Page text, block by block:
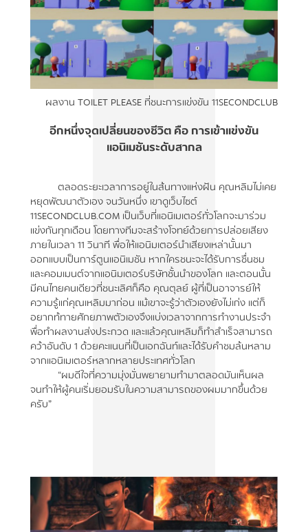
ผลงาน TOILET PLEASE ที่ชนะการแข่งขัน 11SECONDCLUB
อีกหนึ่งจุดเปลี่ยนของชีวิต คือ การเข้าแข่งขัน
แอนิเมชันระดับสากล
ตลอดระยะเวลาการอยู่ในส้นทางแห่งฝัน คุณหลิมไม่เคย
หยุดพัฒนาตัวเอง จนวันหนึ่ง เขาดูเว็บไซต์
11SECONDCLUB.COM เป็นเว็บที่แอนิเมเตอร์ทั่วโลกจะมาร่วม
แข่งกันทุกเดือน โดยทางทีมจะสร้างโจทย์ด้วยการปล่อยเสียง
ภายในเวลา 11 วินาที พื่อให้แอนิมเตอร์นำเสียงเหล่านั้นมา
ออกแบบเป็นการ์ตูนแอนิเมชัน หากใครชนะจะได้รับการชื่นชม
และคอมเมนต์จากแอนิมเตอร์บริษัทชั้นนำของโลก และตอนนั้น
มีคนไทยคนเดียวที่ชนะเลิศก็คือ คุณตุลย์ ผู้ที่เป็นอาจารย์ให้
ความรู้แก่คุณเหลิมมาก่อน แม้เขาจะรู้ว่าตัวเองยังไม่เก่ง แต่ก็
อยากท้ทายศักยภาพตัวเองจึงแบ่งเวลาจากการทำงานประจำ
พื่อทำผลงานส่งประกวด และแล้วคุณเหลิมก็ทำสำเร็จสามารถ
คว้าอันดับ 1 ด้วยคะแนนที่เป็นเอกฉันท์และได้รับคำชมล้นหลาม
จากแอนิเมเตอร์หลากหลายประเทศทั่วโลก
“ผมดีใจที่ความมุ่งมั่นพยายามทำมาตลอดมันเห็นผล
จนทำให้ผู้คนเริ่มยอมรับในความสามารถของผมมากขึ้นด้วย
ครับ”